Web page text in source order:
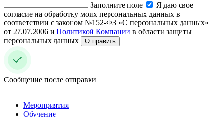
Заполните поле
Я даю свое
согласие на обработку моих персональных данных в
соответствии с законом №152-ФЗ «О персональных данных»
от 27.07.2006 и Политикой Компании в области защиты
персональных данных
Отправить
Сообщение после отправки
Мероприятия
Обучение